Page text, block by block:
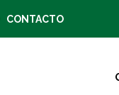
CONTACTO